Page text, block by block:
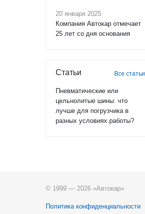
20 января 2025
Компания Автокар отмечает
25 лет со дня основания
Статьи Все статьи
Пневматические или
цельнолитые шины: что
лучше для погрузчика в
разных условиях работы?
© 1999 — 2026 «Автокар»
Политика конфиденциальности